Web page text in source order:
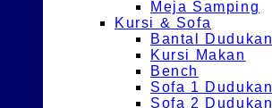
Meja Samping
Kursi & Sofa
Bantal Dudukan
Kursi Makan
Bench
Sofa 1 Dudukan
Sofa 2 Dudukan